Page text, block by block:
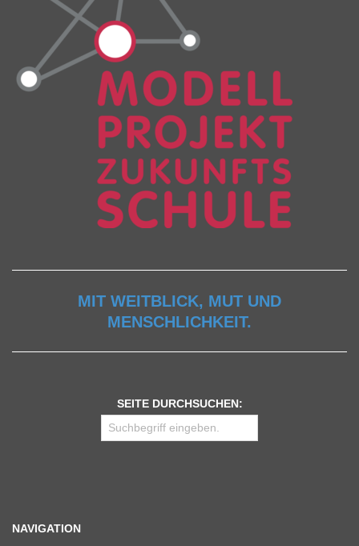
MIT WEITBLICK, MUT UND
MENSCHLICHKEIT.
SEITE DURCHSUCHEN:
NAVIGATION